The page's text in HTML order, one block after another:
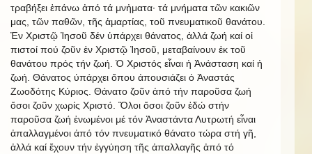
τραβήξει ἐπάνω ἀπό τά μνἠματα· τά μνήματα τῶν κακιῶν
μας, τῶν παθῶν, τῆς ἁμαρτίας, τοῦ πνευματικοῦ θανάτου.
Ἐν Χριστῷ Ἰησοῦ δέν ὑπάρχει θάνατος, ἀλλά ζωή καί οἱ
πιστοί πού ζοῦν ἐν Χριστῷ Ἰησοῦ, μεταβαίνουν ἐκ τοῦ
θανάτου πρός τήν ζωή. Ὁ Χριστός εἶναι ἡ Ἀνάσταση καί ἡ
ζωή. Θάνατος ὑπάρχει ὅπου ἀπουσιάζει ὁ Ἀναστάς
Ζωοδότης Κύριος. Θάνατο ζοῦν ἀπό τήν παροῦσα ζωή
ὅσοι ζοῦν χωρίς Χριστό. Ὅλοι ὅσοι ζοῦν ἐδώ στήν
παροῦσα ζωή ἑνωμένοι μέ τόν Ἀναστάντα Λυτρωτή εἶναι
ἀπαλλαγμένοι ἀπό τόν πνευματικό θάνατο τώρα στή γῆ,
ἀλλά καί ἔχουν τήν ἐγγύηση τῆς ἀπαλλαγῆς ἀπό τό